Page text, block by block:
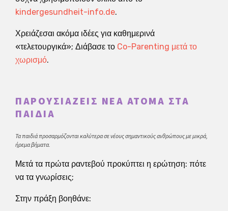
kindergesundheit-info.de.
Χρειάζεσαι ακόμα ιδέες για καθημερινά
«τελετουργικά»; Διάβασε το Co-Parenting μετά το
χωρισμό.
ΠΑΡΟΥΣΙΆΖΕΙΣ ΝΈΑ ΆΤΟΜΑ ΣΤΑ
ΠΑΙΔΙΆ
Τα παιδιά προσαρμόζονται καλύτερα σε νέους σημαντικούς ανθρώπους με μικρά,
ήρεμα βήματα.
Μετά τα πρώτα ραντεβού προκύπτει η ερώτηση: πότε
να τα γνωρίσεις;
Στην πράξη βοηθάνε: